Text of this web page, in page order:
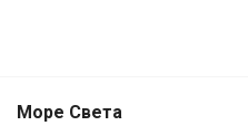
Море Света